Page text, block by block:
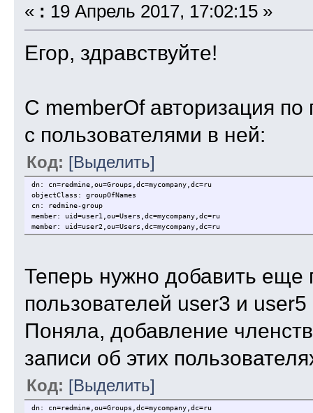
« : 19 Апрель 2017, 17:02:15 »
Егор, здравствуйте!
C memberOf авторизация по
с пользователями в ней:
Код: [Выделить]
dn: cn=redmine,ou=Groups,dc=mycompany,dc=ru
objectClass: groupOfNames
cn: redmine-group
member: uid=user1,ou=Users,dc=mycompany,dc=ru
member: uid=user2,ou=Users,dc=mycompany,dc=ru
Теперь нужно добавить еще
пользователей user3 и
Поняла, добавление
записи об этих
Код: [Выделить]
dn: cn=redmine,ou=Groups,dc=mycompany,dc=ru